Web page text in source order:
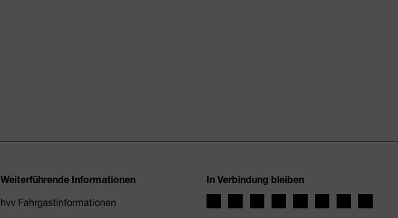
Weiterführende Informationen
hvv Fahrgastinformationen
In Verbindung bleiben